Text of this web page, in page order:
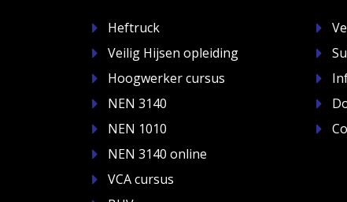
Heftruck
Veilig Hijsen opleiding
Hoogwerker cursus
NEN 3140
NEN 1010
NEN 3140 online
VCA cursus